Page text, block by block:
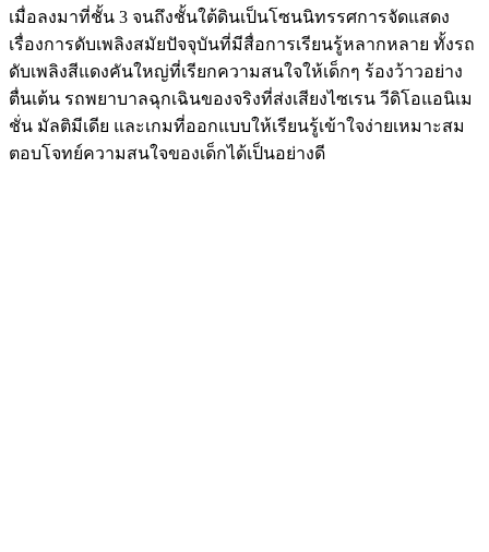
เมื่อลงมาที่ชั้น 3 จนถึงชั้นใต้ดินเป็นโซนนิทรรศการจัดแสดง
เรื่องการดับเพลิงสมัยปัจจุบันที่มีสื่อการเรียนรู้หลากหลาย ทั้งรถ
ดับเพลิงสีแดงคันใหญ่ที่เรียกความสนใจให้เด็กๆ ร้องว้าวอย่าง
ตื่นเต้น รถพยาบาลฉุกเฉินของจริงที่ส่งเสียงไซเรน วีดิโอแอนิเม
ชั่น มัลติมีเดีย และเกมที่ออกแบบให้เรียนรู้เข้าใจง่ายเหมาะสม
ตอบโจทย์ความสนใจของเด็กได้เป็นอย่างดี